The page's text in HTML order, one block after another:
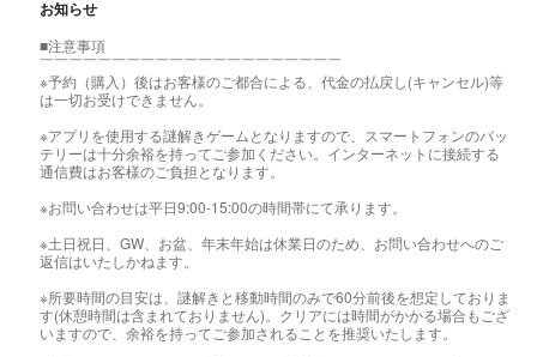
お知らせ
■注意事項
￣￣￣￣￣￣￣￣￣￣￣￣￣￣￣￣￣￣￣￣￣
※予約（購入）後はお客様のご都合による、代金の払戻し(キャンセル)等
は一切お受けできません。
※アプリを使用する謎解きゲームとなりますので、スマートフォンのバッ
テリーは十分余裕を持ってご参加ください。インターネットに接続する
通信費はお客様のご負担となります。
※お問い合わせは平日9:00-15:00の時間帯にて承ります。
※土日祝日、GW、お盆、年末年始は休業日のため、お問い合わせへのご
返信はいたしかねます。
※所要時間の目安は、謎解きと移動時間のみで60分前後を想定しておりま
す(休憩時間は含まれておりません)。クリアには時間がかかる場合もござ
いますので、余裕を持ってご参加されることを推奨いたします。